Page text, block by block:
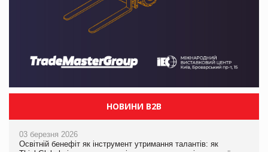
НОВИНИ B2B
03 березня 2026
Освітній бенефіт як інструмент утримання талантів: як